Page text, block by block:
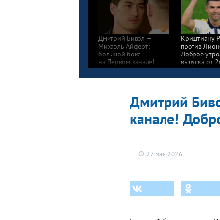
Дмитрий Бивол —
Михаэль Айферт:
большой бокс
на Первом канале!
Доброе утро. Фрагмент
выпуска от 27.05.2026
Криштиану
против
Доброе
выпуска от
Дмитрий
канале!
27 мая 2026